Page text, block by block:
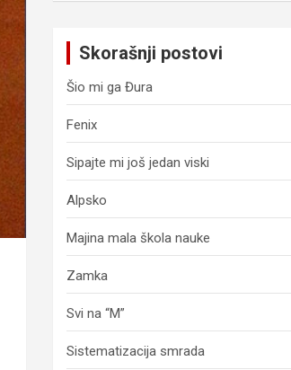
Skorašnji postovi
Šio mi ga Đura
Fenix
Sipajte mi još jedan viski
Alpsko
Majina mala škola nauke
Zamka
Svi na “M”
Sistematizacija smrada